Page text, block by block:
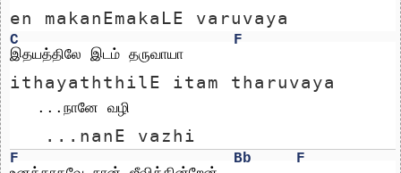
en makanEmakaLE varuvaya
C
F
இதயத்திலே இடம் தருவாயா
ithayaththilE itam tharuvaya
   ...நானே வழி
   ...nanE vazhi
F Bb
F